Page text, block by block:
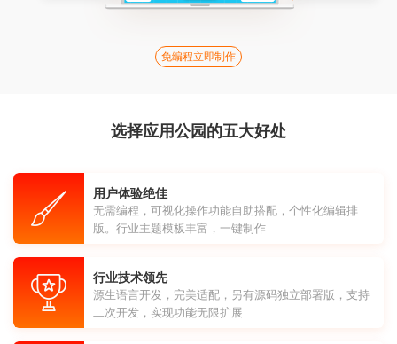
免编程立即制作
选择应用公园的五大好处
用户体验绝佳
无需编程，可视化操作功能自助搭配，个性化编辑排
版。行业主题模板丰富，一键制作
行业技术领先
源生语言开发，完美适配，另有源码独立部署版，支持
二次开发，实现功能无限扩展